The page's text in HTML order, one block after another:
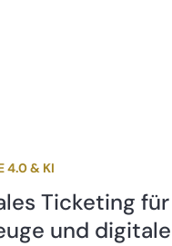
4.0 & KI
Ticketing für
und